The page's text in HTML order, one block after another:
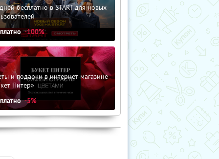
бесплатно в START для новых
-100%
и подарки в интернет-магазине
Питер»
-5%